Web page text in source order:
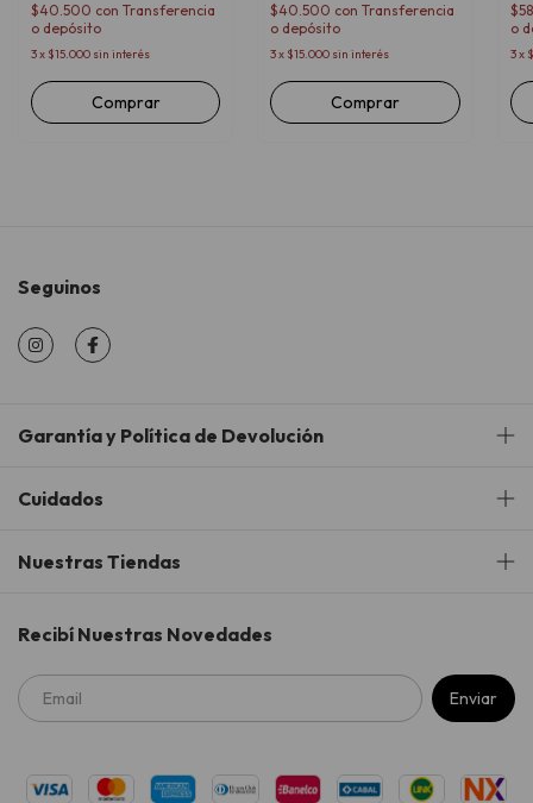
$40.500 con Transferencia
o depósito
3x $15.000 sin interés
$40.500 con Transferencia
o depósito
3x $15.000 sin interés
o
3x
Seguinos
Garantía y Política de Devolución
Cuidados
Nuestras Tiendas
Recibí Nuestras Novedades